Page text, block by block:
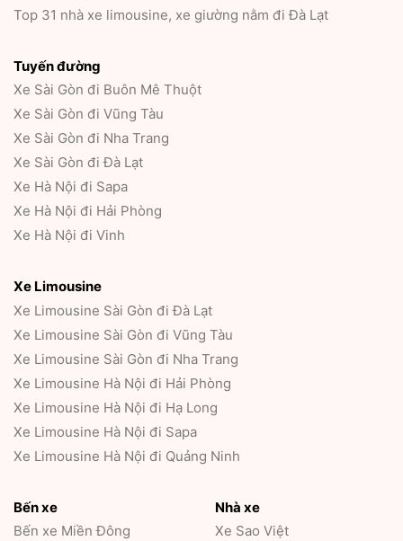
Top 31 nhà xe limousine, xe giường nằm đi Đà Lạt
Tuyến đường
Xe Sài Gòn đi Buôn Mê Thuột
Xe Sài Gòn đi Vũng Tàu
Xe Sài Gòn đi Nha Trang
Xe Sài Gòn đi Đà Lạt
Xe Hà Nội đi Sapa
Xe Hà Nội đi Hải Phòng
Xe Hà Nội đi Vinh
Xe Limousine
Xe Limousine Sài Gòn đi Đà Lạt
Xe Limousine Sài Gòn đi Vũng Tàu
Xe Limousine Sài Gòn đi Nha Trang
Xe Limousine Hà Nội đi Hải Phòng
Xe Limousine Hà Nội đi Hạ Long
Xe Limousine Hà Nội đi Sapa
Xe Limousine Hà Nội đi Quảng Ninh
Bến xe
Bến xe Miền Đông
Nhà xe
Xe Sao Việt